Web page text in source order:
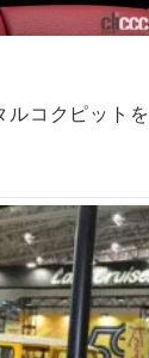
ルコクピットを